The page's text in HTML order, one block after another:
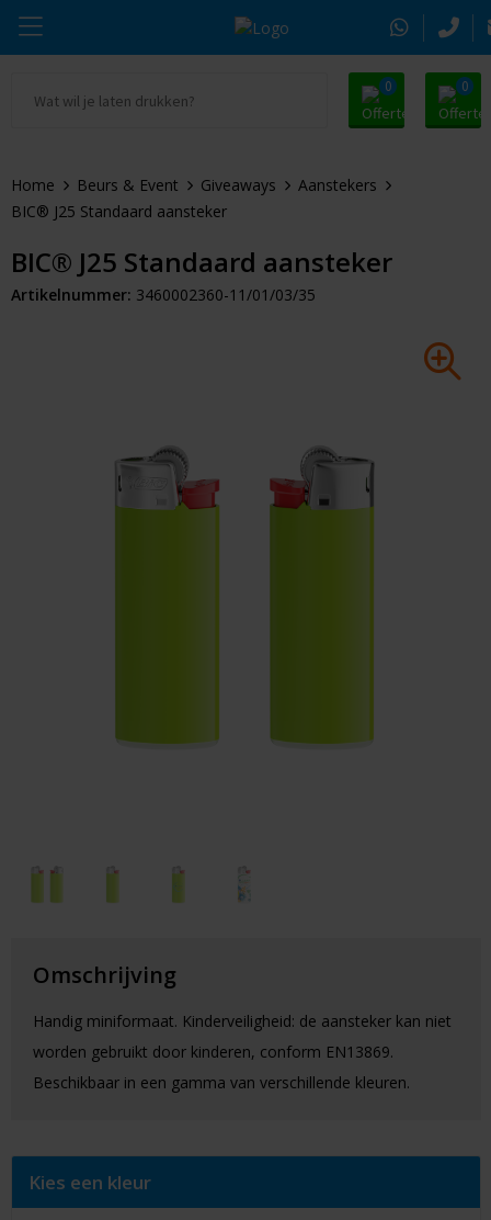
0 0
Drinkwaren
Tassen & Reizen
Sleutelhangers & Tools
Paraplu's
Alle promosnoepje
Zomer
Kerst
Thule
Alle merken
Home Beurs & Event Giveaways
Aanstekers
BIC® J25 Standaard aansteker
BIC® J25 Standaard aansteker
Artikelnummer: 3460002360-11/01/03/35
Omschrijving
Handig miniformaat. Kinderveiligheid: de aansteker kan niet
worden gebruikt door kinderen, conform EN13869.
Beschikbaar in een gamma van verschillende kleuren.
Kies een kleur